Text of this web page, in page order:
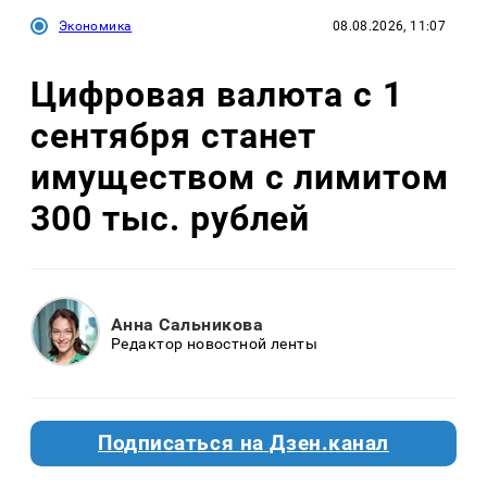
Экономика 08.08.2026, 11:07
Цифровая валюта с 1
сентября станет
имуществом с лимитом
300 тыс. рублей
Анна Сальникова
Редактор новостной ленты
Подписаться на Дзен.канал